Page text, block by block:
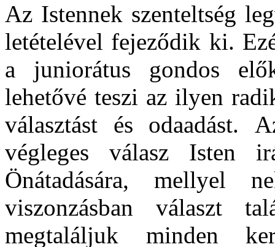
Az Istennek szenteltség
letételével fejeződik ki.
a juniorátus gondos
lehetővé teszi az ilyen
választást és odaadást.
végleges válasz Isten
Önátadására, mellyel
viszonzásban választ
megtaláljuk minden